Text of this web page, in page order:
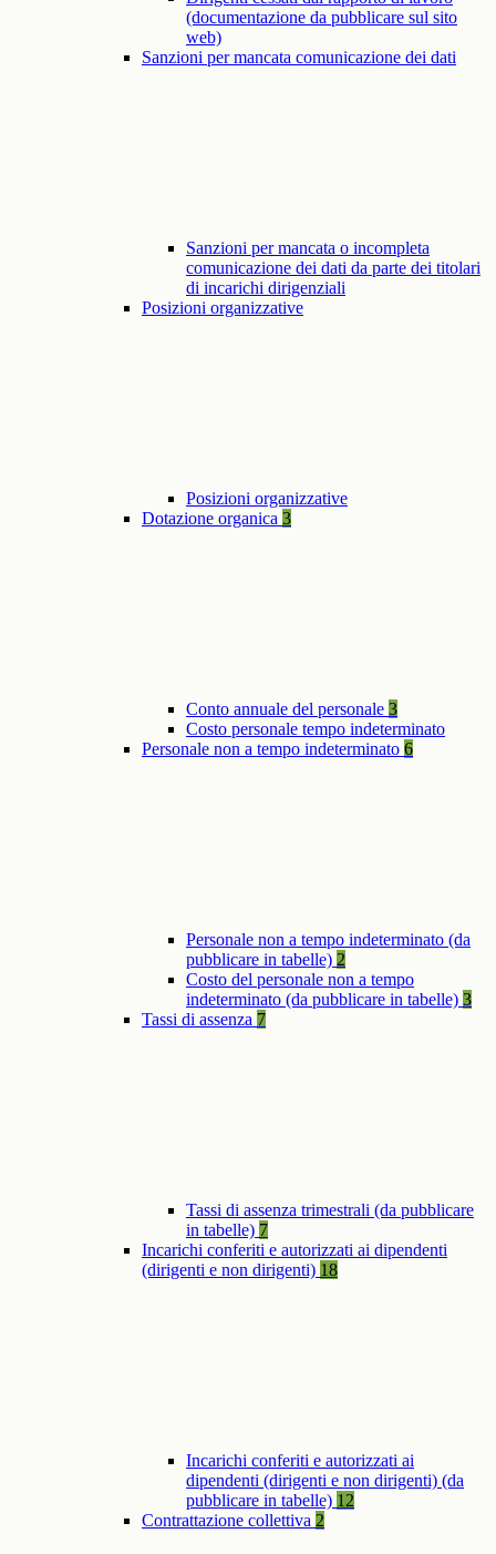
(documentazione da pubblicare sul sito
web)
Sanzioni per mancata comunicazione dei dati
Sanzioni per mancata o incompleta
comunicazione dei dati da parte dei titolari
di incarichi dirigenziali
Posizioni organizzative
Posizioni organizzative
Dotazione organica 3
Conto annuale del personale 3
Costo personale tempo indeterminato
Personale non a tempo indeterminato 6
Personale non a tempo indeterminato (da
pubblicare in tabelle) 2
Costo del personale non a tempo
indeterminato (da pubblicare in tabelle) 3
Tassi di assenza 7
Tassi di assenza trimestrali (da pubblicare
in tabelle) 7
Incarichi conferiti e autorizzati ai dipendenti
(dirigenti e non dirigenti) 18
Incarichi conferiti e autorizzati ai
dipendenti (dirigenti e non dirigenti) (da
pubblicare in tabelle) 12
Contrattazione collettiva 2